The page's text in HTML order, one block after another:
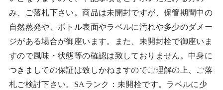
み、ご落札下さい。商品は未開封ですが、保管期間中の
自然蒸発や、ボトル表面やラベルに汚れや多少のダメー
ジがある場合が御座います。また、未開封栓で御座いま
すので風味・状態等の確認は致しておりません。中身に
つきましての保証は致しかねますのでご理解の上、ご落
札ご検討下さい。SAランク：未開栓です。ラベルに少